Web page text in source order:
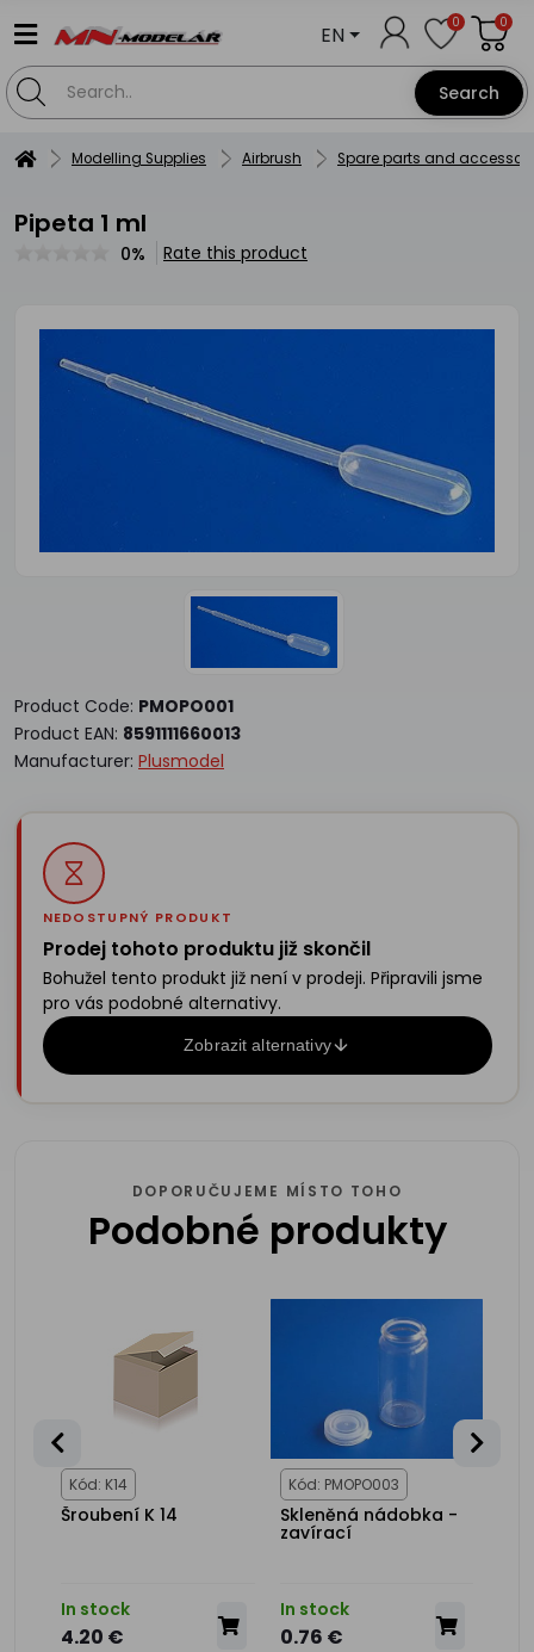
Search
EN 0 0
Modelling Supplies Airbrush Spare parts and
Pipeta 1 ml
0% Rate this product
Product Code: PMOPO001
Product EAN: 8591111660013
Manufacturer: Plusmodel
NEDOSTUPNÝ PRODUKT
Prodej tohoto produktu již skončil
Bohužel tento produkt již není v prodeji. Připravili jsme
pro vás podobné alternativy.
Zobrazit alternativy
DOPORUČUJEME MÍSTO TOHO
Podobné produkty
Kód: K14
Šroubení K 14
In stock
4.20 €
Kód: PMOPO003
Skleněná nádobka -
zavírací
In stock
0.76 €